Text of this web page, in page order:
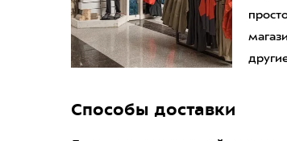
Способы доставки